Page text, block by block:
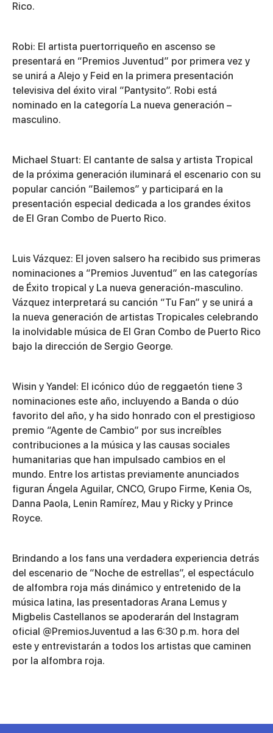
Rico.
Robi: El artista puertorriqueño en ascenso se
presentará en “Premios Juventud” por primera vez y
se unirá a Alejo y Feid en la primera presentación
televisiva del éxito viral “Pantysito”. Robi está
nominado en la categoría La nueva generación –
masculino.
Michael Stuart: El cantante de salsa y artista Tropical
de la próxima generación iluminará el escenario con su
popular canción “Bailemos” y participará en la
presentación especial dedicada a los grandes éxitos
de El Gran Combo de Puerto Rico.
Luis Vázquez: El joven salsero ha recibido sus primeras
nominaciones a “Premios Juventud” en las categorías
de Éxito tropical y La nueva generación-masculino.
Vázquez interpretará su canción “Tu Fan” y se unirá a
la nueva generación de artistas Tropicales celebrando
la inolvidable música de El Gran Combo de Puerto Rico
bajo la dirección de Sergio George.
Wisin y Yandel : El icónico dúo de reggaetón tiene 3
nominaciones este año, incluyendo a Banda o dúo
favorito del año, y ha sido honrado con el prestigioso
premio “Agente de Cambio” por sus increíbles
contribuciones a la música y las causas sociales
humanitarias que han impulsado cambios en el
mundo. Entre los artistas previamente anunciados
figuran Ángela Aguilar, CNCO, Grupo Firme, Kenia Os,
Danna Paola, Lenin Ramírez, Mau y Ricky y Prince
Royce.
Brindando a los fans una verdadera experiencia detrás
del escenario de “Noche de estrellas”, el espectáculo
de alfombra roja más dinámico y entretenido de la
música latina, las presentadoras Arana Lemus y
Migbelis Castellanos se apoderarán del Instagram
oficial @PremiosJuventud a las 6:30 p.m. hora del
este y entrevistarán a todos los artistas que caminen
por la alfombra roja.